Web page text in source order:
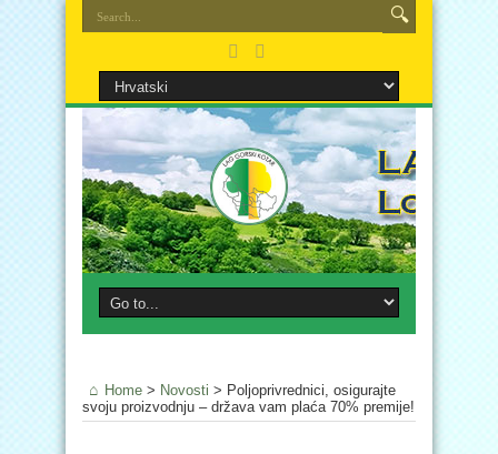
Home > Novosti > Poljoprivrednici, osigurajte
svoju proizvodnju – država vam plaća 70% premije!